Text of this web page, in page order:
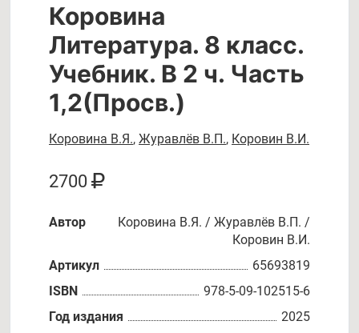
Коровина
Литература. 8 класс.
Учебник. В 2 ч. Часть
1,2(Просв.)
Коровина В.Я., Журавлёв В.П., Коровин В.И.
2700
Автор
Коровина В.Я. / Журавлёв В.П. /
Коровин В.И.
Артикул
65693819
ISBN
978-5-09-102515-6
Год издания
2025